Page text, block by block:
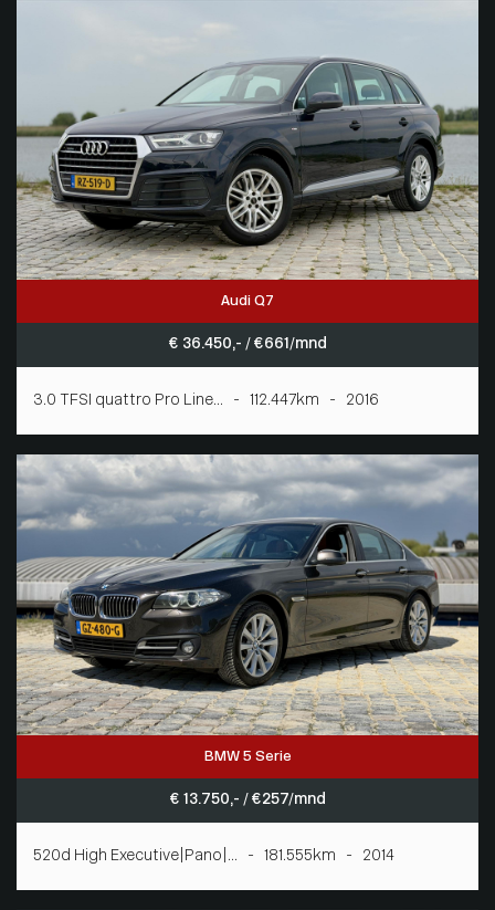
Audi Q7
€ 36.450,- / € 661/mnd
3.0 TFSI quattro Pro Line... - 112.447km - 2016
BMW 5 Serie
€ 13.750,- / € 257/mnd
520d High Executive|Pano|... - 181.555km - 2014